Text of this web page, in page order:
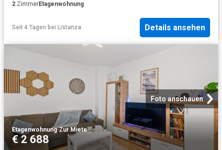
2 ZimmerEtagenwohnung
Seit 4 Tagen bei Listanza Details ansehen
Foto anschauen
Etagenwohnung·Zur Miete
€ 2 688